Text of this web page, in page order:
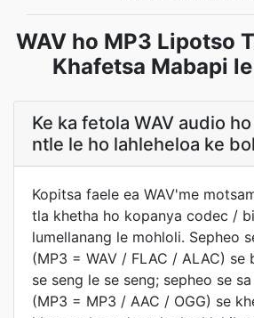
WAV ho MP3 Lipotso
Khafetsa Mabapi
Ke ka fetola WAV audio
ntle le ho lahleheloa ke
Kopitsa faele ea WAV'me
tla khetha ho kopanya codec /
lumellanang le mohloli. Sepheo
(MP3 = WAV / FLAC / ALAC) se
se seng le se seng; sepheo se
(MP3 = MP3 / AAC / OGG) se